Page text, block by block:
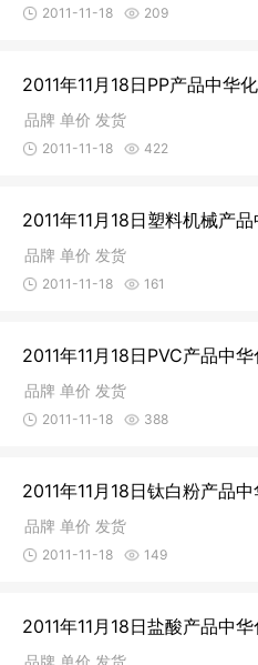
效手段。
2011-11-18 209
2011年11月18日PP产品中华
品牌 单价 发货
2011-11-18 422
2011年11月18日塑料机械产
品牌 单价 发货
2011-11-18 161
2011年11月18日PVC产品中
品牌 单价 发货
2011-11-18 388
2011年11月18日钛白粉产品
品牌 单价 发货
2011-11-18 149
2011年11月18日盐酸产品中
品牌 单价 发货